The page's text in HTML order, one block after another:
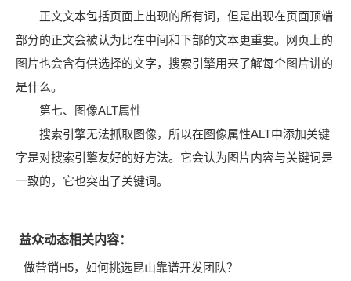
正文文本包括页面上出现的所有词，但是出现在页面顶端
部分的正文会被认为比在中间和下部的文本更重要。网页上的
图片也会含有供选择的文字，搜索引擎用来了解每个图片讲的
是什么。
第七、图像ALT属性
搜索引擎无法抓取图像，所以在图像属性ALT中添加关键
字是对搜索引擎友好的好方法。它会认为图片内容与关键词是
一致的，它也突出了关键词。
益众动态相关内容：
做营销H5，如何挑选昆山靠谱开发团队？